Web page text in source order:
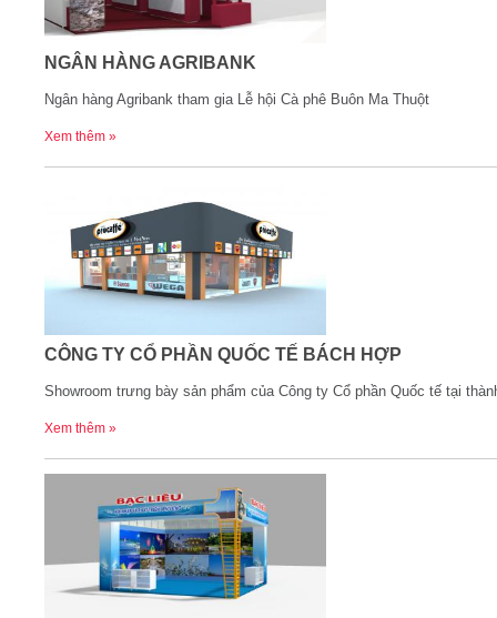
NGÂN HÀNG AGRIBANK
Ngân hàng Agribank tham gia Lễ hội Cà phê Buôn Ma Thuột
Xem thêm »
CÔNG TY CỔ PHẦN QUỐC TẾ BÁCH HỢP
Showroom trưng bày sản phẩm của Công ty Cổ phần Quốc tế tại
Xem thêm »